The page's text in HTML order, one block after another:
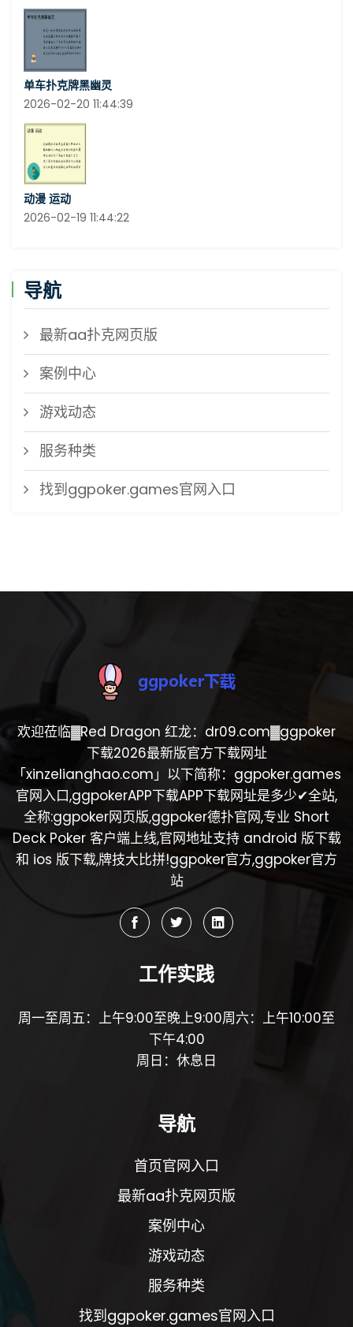
单车扑克牌黑幽灵
2026-02-20 11:44:39
动漫 运动
2026-02-19 11:44:22
导航
最新aa扑克网页版
案例中心
游戏动态
服务种类
找到ggpoker.games官网入口
欢迎莅临▓Red Dragon 红龙：dr09.com▓ggpoker
下载2026最新版官方下载网址
「xinzelianghao.com」以下简称：ggpoker.games
官网入口,ggpokerAPP下载APP下载网址是多少✔全站,
全称:ggpoker网页版,ggpoker德扑官网,专业 Short
Deck Poker 客户端上线,官网地址支持 android 版下载
和 ios 版下载,牌技大比拼!ggpoker官方,ggpoker官方
站
工作实践
周一至周五：上午9:00至晚上9:00周六：上午10:00至
下午4:00
周日：休息日
导航
首页官网入口
最新aa扑克网页版
案例中心
游戏动态
服务种类
找到ggpoker.games官网入口